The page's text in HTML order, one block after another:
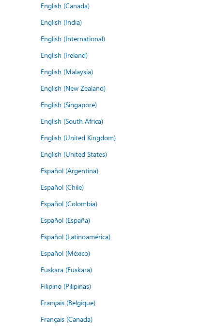
English (Canada)
English (India)
English (International)
English (Ireland)
English (Malaysia)
English (New Zealand)
English (Singapore)
English (South Africa)
English (United Kingdom)
English (United States)
Español (Argentina)
Español (Chile)
Español (Colombia)
Español (España)
Español (Latinoamérica)
Español (México)
Euskara (Euskara)
Filipino (Pilipinas)
Français (Belgique)
Français (Canada)